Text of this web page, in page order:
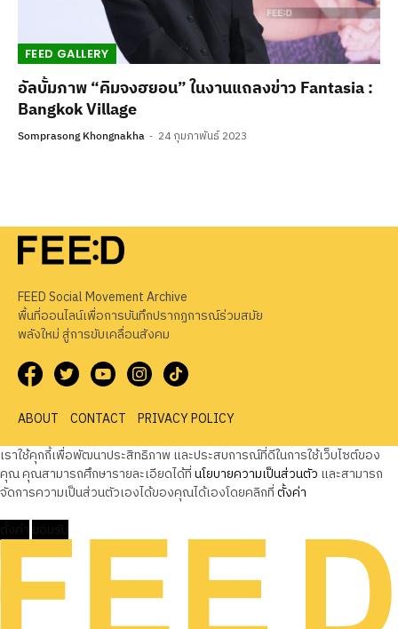
FEED GALLERY
อัลบั้มภาพ “คิมจงฮยอน” ในงานแถลงข่าว Fantasia :
Bangkok Village
Somprasong Khongnakha 24 กุมภาพันธ์ 2023
FEED Social Movement Archive
พื้นที่ออนไลน์เพื่อการบันทึกปรากฏการณ์ร่วมสมัย
พลังใหม่ สู่การขับเคลื่อนสังคม
ABOUT CONTACT
PRIVACY POLICY
เราใช้คุกกี้เพื่อพัฒนาประสิทธิภาพ และประสบการณ์ที่ดีในการใช้เว็บไซต์ของ
คุณ คุณสามารถศึกษารายละเอียดได้ที่นโยบายความเป็นส่วนตัว และสามารถ
จัดการความเป็นส่วนตัวเองได้ของคุณได้เองโดยคลิกที่ตั้งค่า